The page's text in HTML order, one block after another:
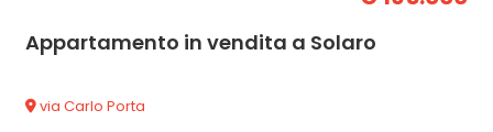
Appartamento in vendita a Solaro
via Carlo Porta